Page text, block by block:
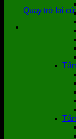
Quay trở lại